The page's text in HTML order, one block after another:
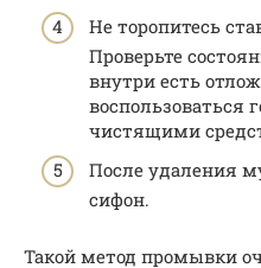
Не торопитесь
Проверьте
внутри есть
воспользоваться
чистящими
После удаления
сифон.
Такой метод промывки